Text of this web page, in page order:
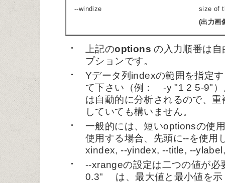
--windize
size of
(出力画
上記のoptionsの入力順番は
プションです。
Yデータ列indexの範囲を指
て下さい（例： -y "1 2 5-9"）
は自動的に分析されるので、
していても構いません。
一般的には、短いoptionsの使
使用する場合、先頭に--を使用
xindex, --yindex, --title, --
--xrangeの設定は二つの値が
0.3" は、最大値と最小値を示